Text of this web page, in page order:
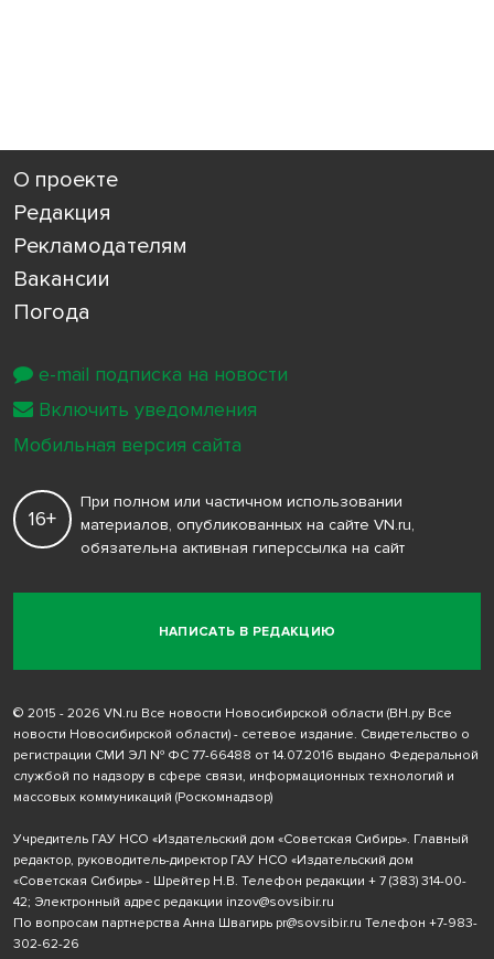
О проекте
Редакция
Рекламодателям
Вакансии
Погода
НАПИСАТЬ В РЕДАКЦИЮ
16+
При полном или частичном использовании
материалов, опубликованных на сайте VN.ru,
обязательна активная гиперссылка на сайт
© 2015 - 2026 VN.ru Все новости Новосибирской области (ВН.ру Все
новости Новосибирской области) - сетевое издание. Свидетельство о
регистрации СМИ ЭЛ № ФС 77-66488 от 14.07.2016 выдано Федеральной
службой по надзору в сфере связи, информационных технологий и
массовых коммуникаций (Роскомнадзор)
Учредитель ГАУ НСО «Издательский дом «Советская Сибирь». Главный
редактор, руководитель-директор ГАУ НСО «Издательский дом
«Советская Сибирь» - Шрейтер Н.В. Телефон редакции + 7 (383) 314-00-
42; Электронный адрес редакции inzov@sovsibir.ru
По вопросам партнерства Анна Швагирь pr@sovsibir.ru Телефон +7-983-
302-62-26
e-mail подписка на новости
Включить уведомления
Мобильная версия сайта